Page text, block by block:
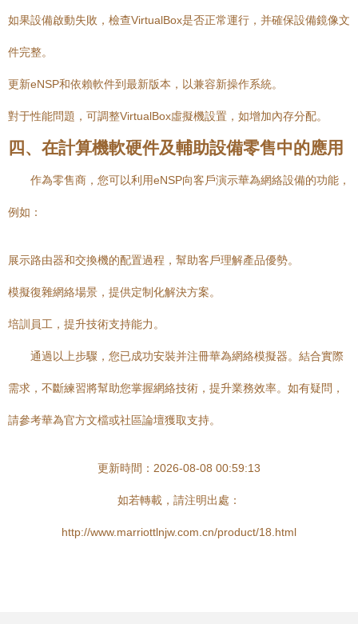
如果設備啟動失敗，檢查VirtualBox是否正常運行，并確保設備鏡像文
件完整。
更新eNSP和依賴軟件到最新版本，以兼容新操作系統。
對于性能問題，可調整VirtualBox虛擬機設置，如增加內存分配。
四、在計算機軟硬件及輔助設備零售中的應用
作為零售商，您可以利用eNSP向客戶演示華為網絡設備的功能，
例如：
展示路由器和交換機的配置過程，幫助客戶理解產品優勢。
模擬復雜網絡場景，提供定制化解決方案。
培訓員工，提升技術支持能力。
通過以上步驟，您已成功安裝并注冊華為網絡模擬器。結合實際
需求，不斷練習將幫助您掌握網絡技術，提升業務效率。如有疑問，
請參考華為官方文檔或社區論壇獲取支持。
更新時間：2026-08-08 00:59:13
如若轉載，請注明出處：
http://www.marriottlnjw.com.cn/product/18.html